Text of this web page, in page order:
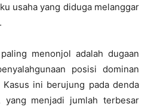
usaha yang diduga melanggar
menonjol adalah dugaan
posisi dominan
ini berujung pada denda
yang menjadi jumlah terbesar